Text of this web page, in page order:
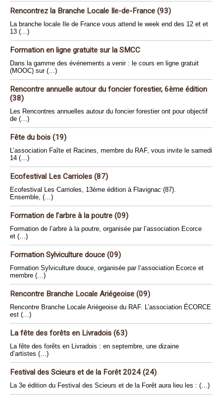
Rencontrez la Branche Locale Ile-de-France (93)
La branche locale Ile de France vous attend le week end des 12 et et
13 (…)
Formation en ligne gratuite sur la SMCC
Dans la gamme des événements a venir : le cours en ligne gratuit
(MOOC) sur (…)
Rencontre annuelle autour du foncier forestier, 6ème édition
(38)
Les Rencontres annuelles autour du foncier forestier ont pour objectif
de (…)
Fête du bois (19)
L’association Faîte et Racines, membre du RAF, vous invite le samedi
14 (…)
Ecofestival Les Carrioles (87)
Ecofestival Les Carrioles, 13ème édition à Flavignac (87).
Ensemble, (…)
Formation de l’arbre à la poutre (09)
Formation de l’arbre à la poutre, organisée par l’association Ecorce
et (…)
Formation Sylviculture douce (09)
Formation Sylviculture douce, organisée par l’association Ecorce et
membre (…)
Rencontre Branche Locale Ariégeoise (09)
Rencontre Branche Locale Ariégeoise du RAF. L’association ÉCORCE
est (…)
La fête des forêts en Livradois (63)
La fête des forêts en Livradois : en septembre, une dizaine
d’artistes (…)
Festival des Scieurs et de la Forêt 2024 (24)
La 3e édition du Festival des Scieurs et de la Forêt aura lieu les : (…)